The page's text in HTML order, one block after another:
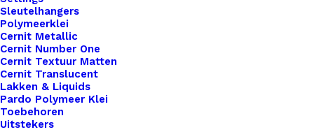
Sleutelhangers
Polymeerklei
Cernit Metallic
Cernit Number One
Cernit Textuur Matten
Cernit Translucent
Lakken & Liquids
Pardo Polymeer Klei
Toebehoren
Uitstekers
Nog meer leuks!